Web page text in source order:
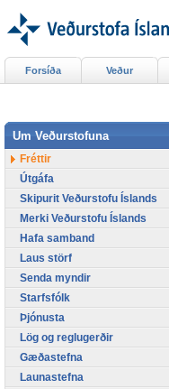
Forsíða Veður
Um Veðurstofuna
Fréttir
Útgáfa
Skipurit Veðurstofu Íslands
Merki Veðurstofu Íslands
Hafa samband
Laus störf
Senda myndir
Starfsfólk
Þjónusta
Lög og reglugerðir
Gæðastefna
Launastefna